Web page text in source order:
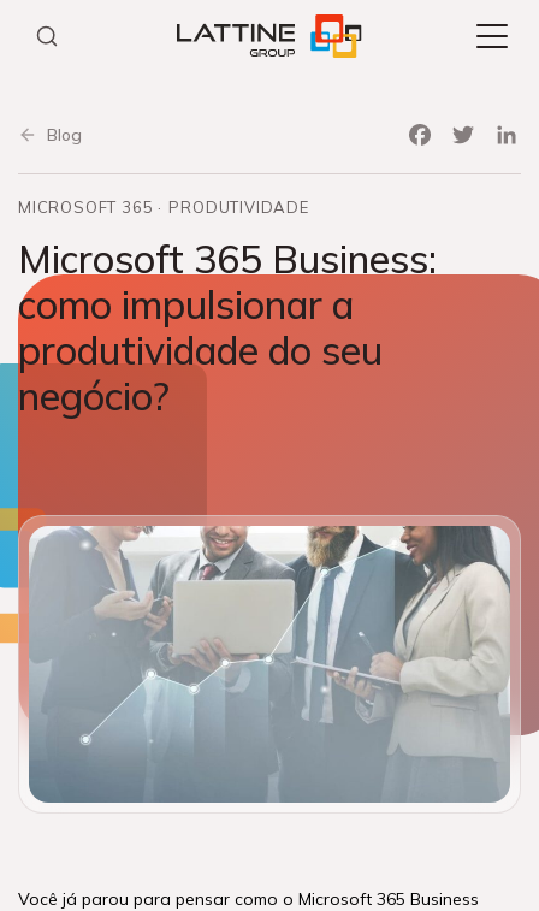
Blog
FacebookTwitter
MICROSOFT 365 PRODUTIVIDADE
Microsoft 365 Business:
como impulsionar a
produtividade do seu
negócio?
Você já parou para pensar como o Microsoft 365 Business